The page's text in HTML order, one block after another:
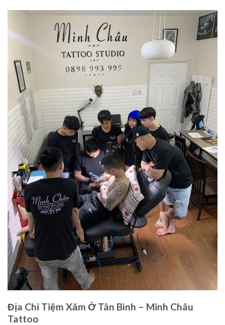
Địa Chỉ Tiệm Xăm Ở Tân Bình – Minh Châu
Tattoo